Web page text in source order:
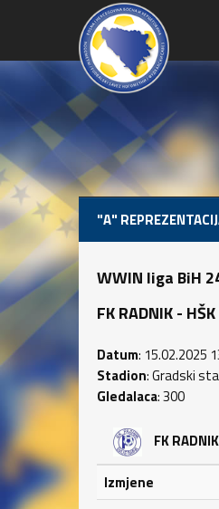
"A"
WWIN liga BiH
FK RADNIK -
Datum: 15.02.2025
Stadion: Gradski
Gledalaca: 300
FK RADNIK
Izmjene